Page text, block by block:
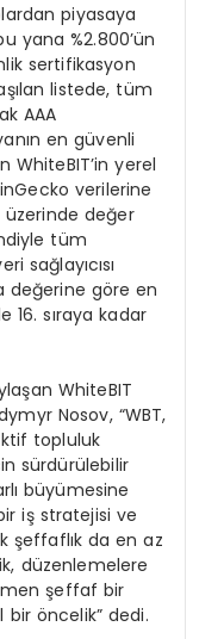
piyasaya
yana %2.800’ün
sertifikasyon
listede, tüm
AAA
en güvenli
WhiteBIT’in yerel
verilerine
üzerinde değer
tüm
sağlayıcısı
değerine göre en
16. sıraya kadar
WhiteBIT
Nosov, “WBT,
topluluk
sürdürülebilir
büyümesine
iş stratejisi ve
şeffaflık da en az
düzenlemelere
şeffaf bir
öncelik” dedi.